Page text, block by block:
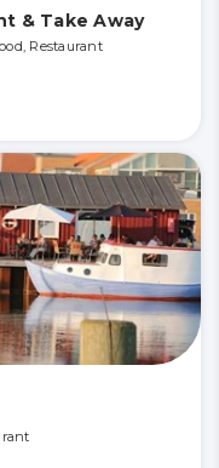
& Take Away
Restaurant